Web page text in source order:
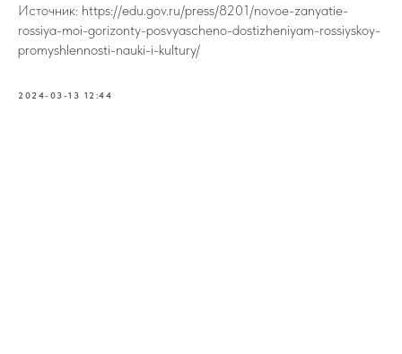
Источник: https://edu.gov.ru/press/8201/novoe-zanyatie-
rossiya-moi-gorizonty-posvyascheno-dostizheniyam-rossiyskoy-
promyshlennosti-nauki-i-kultury/
2024-03-13 12:44